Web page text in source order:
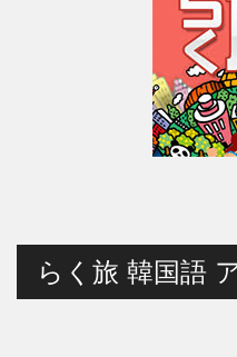
らく旅 韓国語